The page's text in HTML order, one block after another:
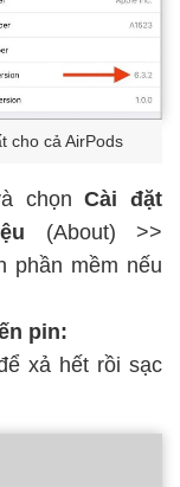
cho cả AirPods
chọnCài đặt
(About) >>
phần mềm nếu
pin:
xả hết rồi sạc